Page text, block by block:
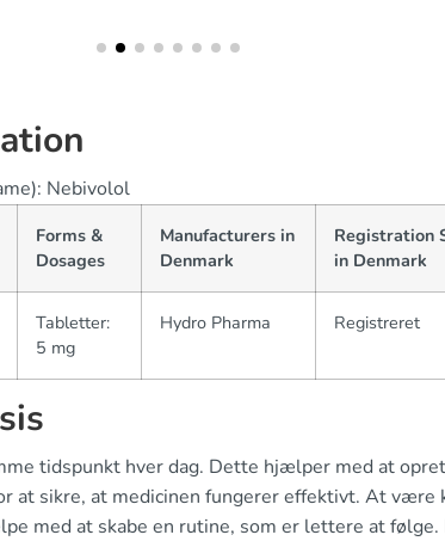
Nebivolol
Forms &
Dosages
Manufacturers in
Denmark
Registration
in Denmark
Tabletter:
5 mg
Hydro Pharma Registreret
tidspunkt hver dag. Dette hjælper med at
at sikre, at medicinen fungerer effektivt. At være
med at skabe en rutine, som er lettere at